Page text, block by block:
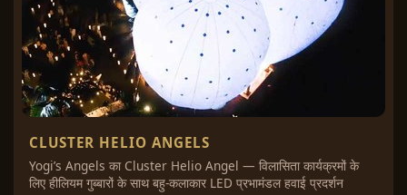
CLUSTER HELIO ANGELS
Yogi’s Angels का Cluster Helio Angel — विलासिता कार्यक्रमों के
लिए हीलियम गुब्बारों के साथ बहु-कलाकार LED प्रभामंडल हवाई प्रदर्शन